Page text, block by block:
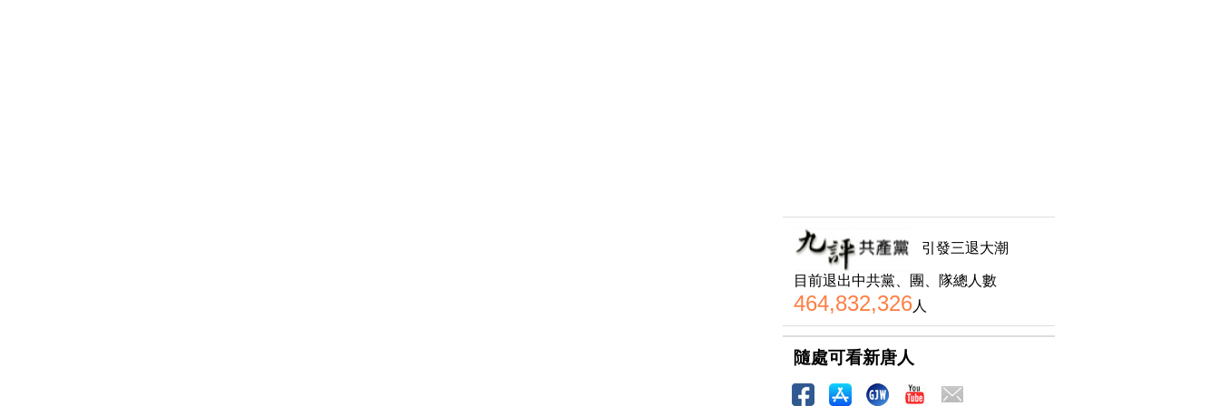
引發三退大潮
目前退出中共黨、團、隊總人數
464,832,326人
隨處可看新唐人